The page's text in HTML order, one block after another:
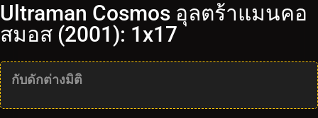
Ultraman Cosmos อุลตร้าแมนคอ
สมอส (2001): 1x17
กับดักต่างมิติ